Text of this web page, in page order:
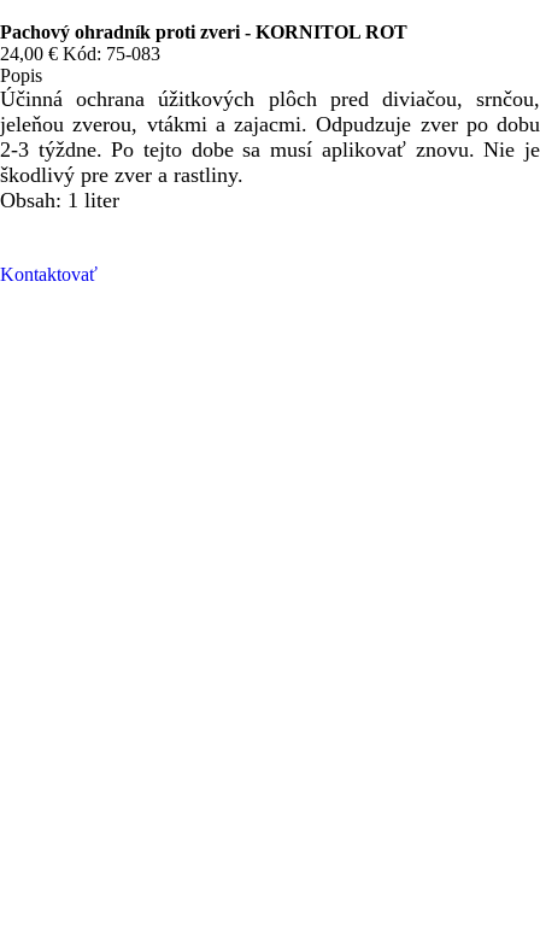
Pachový ohradník proti zveri - KORNITOL ROT
24,00 € Kód: 75-083
Popis
Účinná ochrana úžitkových plôch pred diviačou, srnčou,
jeleňou zverou, vtákmi a zajacmi. Odpudzuje zver po dobu
2-3 týždne. Po tejto dobe sa musí aplikovať znovu. Nie je
škodlivý pre zver a rastliny.
Obsah: 1 liter
Kontaktovať